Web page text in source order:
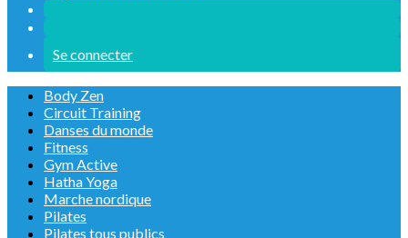
Se connecter
Body Zen
Circuit Training
Danses du monde
Fitness
Gym Active
Hatha Yoga
Marche nordique
Pilates
Pilates tous publics